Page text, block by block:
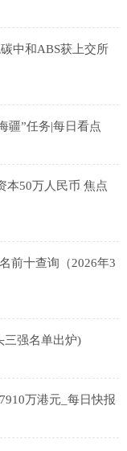
中和ABS获上交所
疆”任务|每日看点
本50万人民币 焦点
前十查询（2026年3
三强名单出炉)
万港元_每日快报